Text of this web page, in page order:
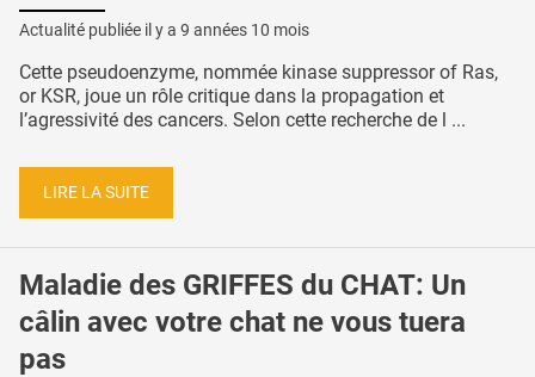
Actualité publiée il y a 9 années 10 mois
Cette pseudoenzyme, nommée kinase suppressor of Ras,
or KSR, joue un rôle critique dans la propagation et
l’agressivité des cancers. Selon cette recherche de l ...
LIRE LA SUITE
Maladie des GRIFFES du CHAT: Un
câlin avec votre chat ne vous tuera
pas